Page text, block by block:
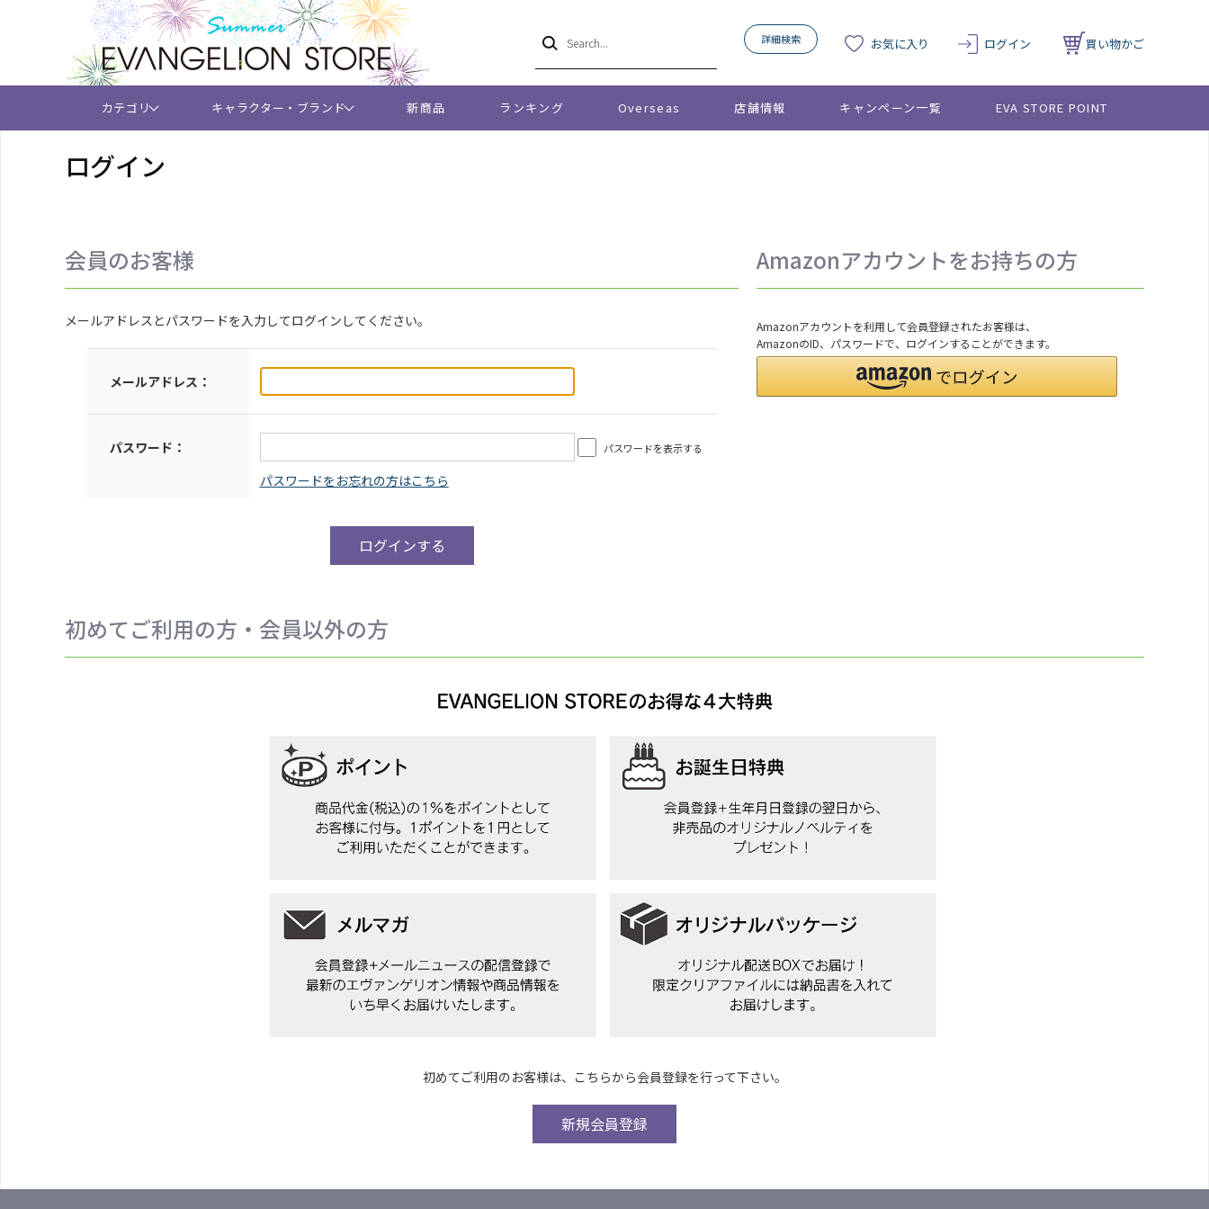
詳細検索 お気に入り ログイン 買い物かご
カテゴリ キャラクター・ブランド 新商品 ランキング Overseas 店舗情報 キャンペーン一覧 EVA STORE POINT
ログイン
会員のお客様
メールアドレスとパスワードを入力してログインしてください。
メールアドレス：
パスワード： パスワードを表示する
Amazonアカウントをお持ちの方
Amazonアカウントを利用して会員登録されたお客様は、
AmazonのID、パスワードで、ログインすることができます。
初めてご利用の方・会員以外の方